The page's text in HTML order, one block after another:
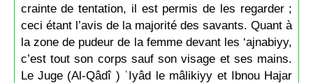
crainte de tentation, il est permis de les regarder ;
ceci étant l’avis de la majorité des savants. Quant à
la zone de pudeur de la femme devant les ‘ajnabiyy,
c’est tout son corps sauf son visage et ses mains.
Le Juge (Al-Qâdî ) ʿIyâd le mâlikiyy et Ibnou Hajar